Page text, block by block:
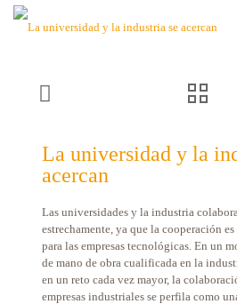
La universidad y la
acercan
Las universidades y la industria
estrechamente, ya que la cooperación
para las empresas tecnológicas. En un
de mano de obra cualificada en la
en un reto cada vez mayor, la
empresas industriales se perfila como